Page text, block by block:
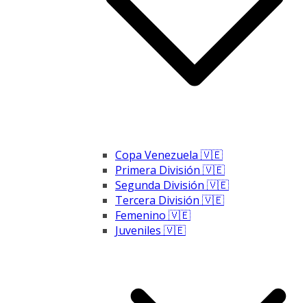
Copa Venezuela 🇻🇪
Primera División 🇻🇪
Segunda División 🇻🇪
Tercera División 🇻🇪
Femenino 🇻🇪
Juveniles 🇻🇪